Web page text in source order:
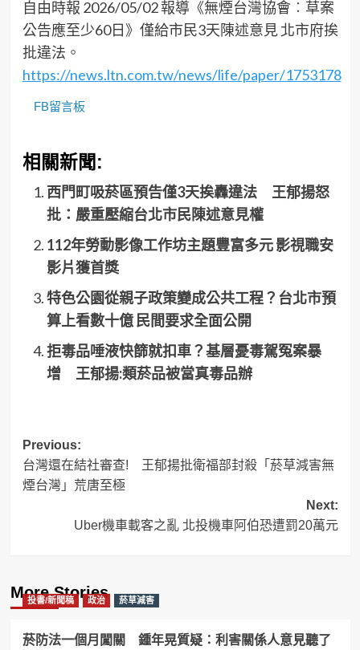
自由時報 2026/05/02 報導《無煙台灣協會︰草案
公告應至少60日》僅給市民3天陳述意見 北市府挨
批違法。
https://news.ltn.com.tw/news/life/paper/1753178
FB留言板
相關新聞:
西門町吸菸區預告僅3天挨轟違法 王郁揚怒
批：嚴重壓縮台北市民陳述意見權
112年勞動影像工作坊主題豐富多元 影視職安
影片獲首獎
特色公園從親子政策變成公共工程？台北市預
算上看數十億 民間要求全面公開
拒毒品唾液快篩就扣車？基層憂毒駕冤案暴
增 王郁揚:類菸品被當真毒品辦
Post
navigation
Previous:
台灣還在結社審查! 王郁揚批衛福部封殺「菸草減害無
煙台灣」荒唐至極
Next:
Uber機車載客之亂 北投機車阿伯恐遭罰20萬元
More Stories
投書/新聞稿 政治 菸草減害
菸防法一個月闖關 鍾年晃質疑：利害關係人意見聽了